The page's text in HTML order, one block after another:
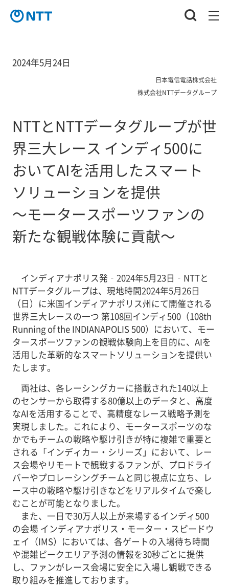
2024年5月24日
日本電信電話株式会社
株式会社NTTデータグループ
NTTとNTTデータグループが世
界三大レース インディ500に
おいてAIを活用したスマート
ソリューションを提供
～モータースポーツファンの
新たな観戦体験に貢献～
インディアナポリス発‐2024年5月23日‐NTTと
NTTデータグループは、現地時間2024年5月26日
（日）に米国インディアナポリス州にて開催される
世界三大レースの一つ 第108回インディ500（108th
Running of the INDIANAPOLIS 500）において、モー
タースポーツファンの観戦体験向上を目的に、AIを
活用した革新的なスマートソリューションを提供い
たします。
両社は、各レーシングカーに搭載された140以上
のセンサーから取得する80億以上のデータと、高度
なAIを活用することで、高精度なレース戦略予測を
実現しました。これにより、モータースポーツのな
かでもチームの戦略や駆け引きが特に複雑で重要と
される「インディカー・シリーズ」において、レー
ス会場やリモートで観戦するファンが、プロドライ
バーやプロレーシングチームと同じ視点に立ち、レ
ース中の戦略や駆け引きなどをリアルタイムで楽し
むことが可能となりました。
また、一日で30万人以上が来場するインディ500
の会場 インディアナポリス・モーター・スピードウ
ェイ（IMS）においては、各ゲートの入場待ち時間
や混雑ピークエリア予測の情報を30秒ごとに提供
し、ファンがレース会場に安全に入場し観戦できる
取り組みを推進しております。